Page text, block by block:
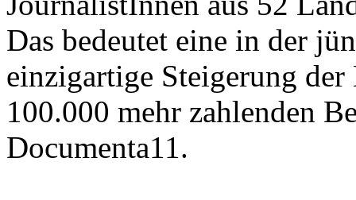
Das bedeutet eine in der
einzigartige Steigerung
100.000 mehr zahlenden
Documenta11.